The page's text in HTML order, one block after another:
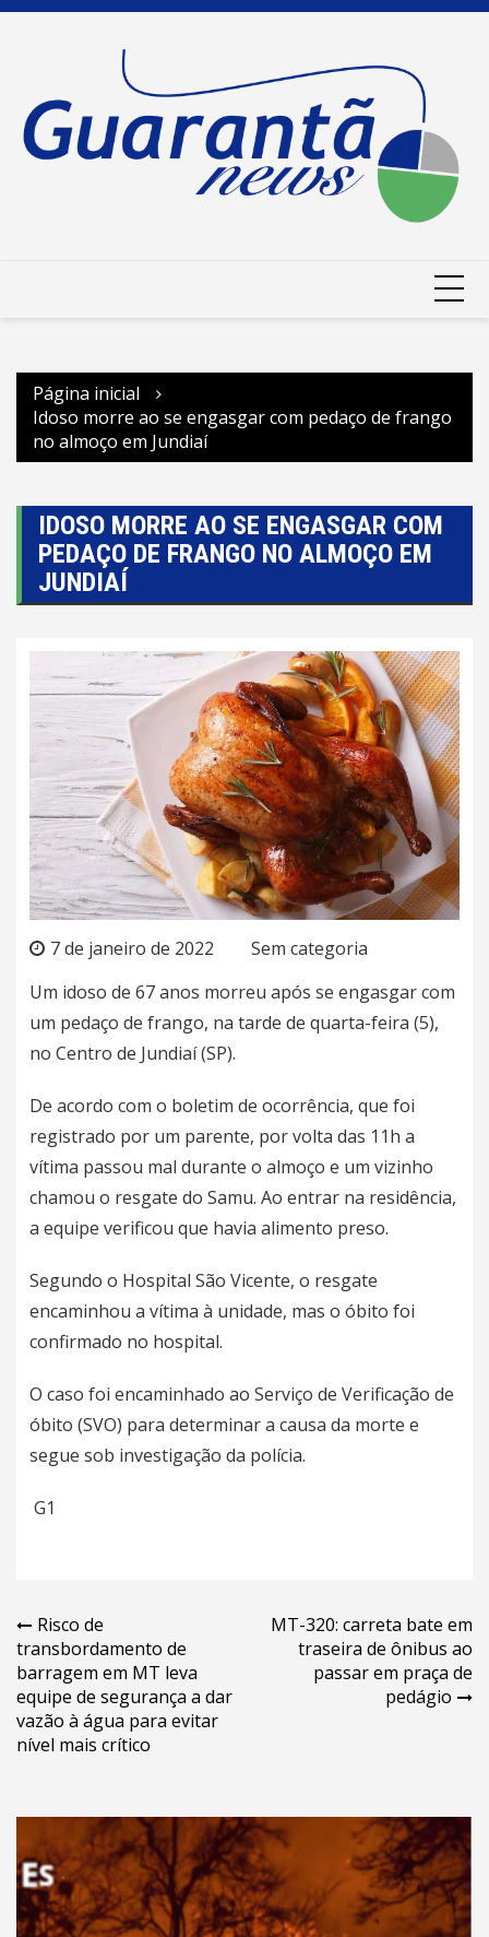
Ir
Página inicial
Idoso morre ao se engasgar com pedaço de frango
no almoço em Jundiaí
IDOSO MORRE AO SE ENGASGAR COM
PEDAÇO DE FRANGO NO ALMOÇO EM
JUNDIAÍ
7 de janeiro de 2022
Sem categoria
Um idoso de 67 anos morreu após se engasgar com
um pedaço de frango, na tarde de quarta-feira (5),
no Centro de Jundiaí (SP).
De acordo com o boletim de ocorrência, que foi
registrado por um parente, por volta das 11h a
vítima passou mal durante o almoço e um vizinho
chamou o resgate do Samu. Ao entrar na residência,
a equipe verificou que havia alimento preso.
Segundo o Hospital São Vicente, o resgate
encaminhou a vítima à unidade, mas o óbito foi
confirmado no hospital.
O caso foi encaminhado ao Serviço de Verificação de
óbito (SVO) para determinar a causa da morte e
segue sob investigação da polícia.
G1
Navegação
de
Post
Risco de
transbordamento de
barragem em MT leva
equipe de segurança a dar
vazão à água para evitar
nível mais crítico
MT-320: carreta bate em
traseira de ônibus ao
passar em praça de
pedágio